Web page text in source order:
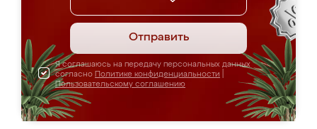
Отправить
Я соглашаюсь на передачу персональных данных
согласно Политике конфиденциальности
Пользовательскому соглашению